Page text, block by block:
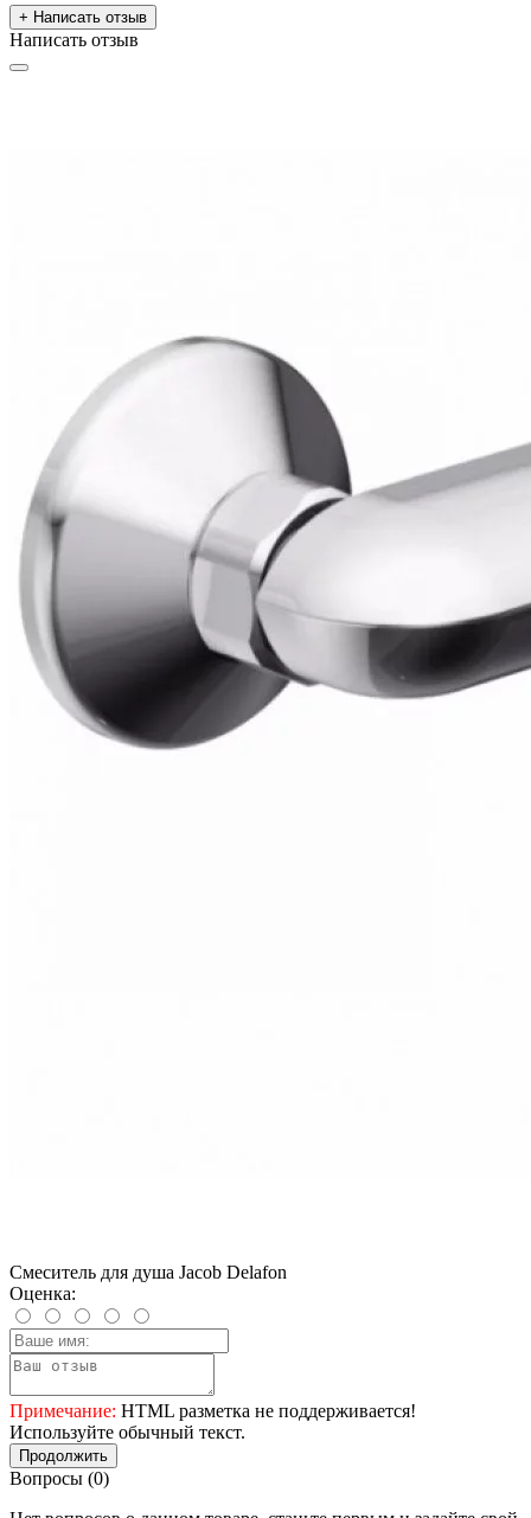
+ Написать отзыв
Написать отзыв
Смеситель для душа Jacob Delafon
Оценка:
Примечание: HTML разметка не поддерживается!
Используйте обычный текст.
Продолжить
Вопросы (0)